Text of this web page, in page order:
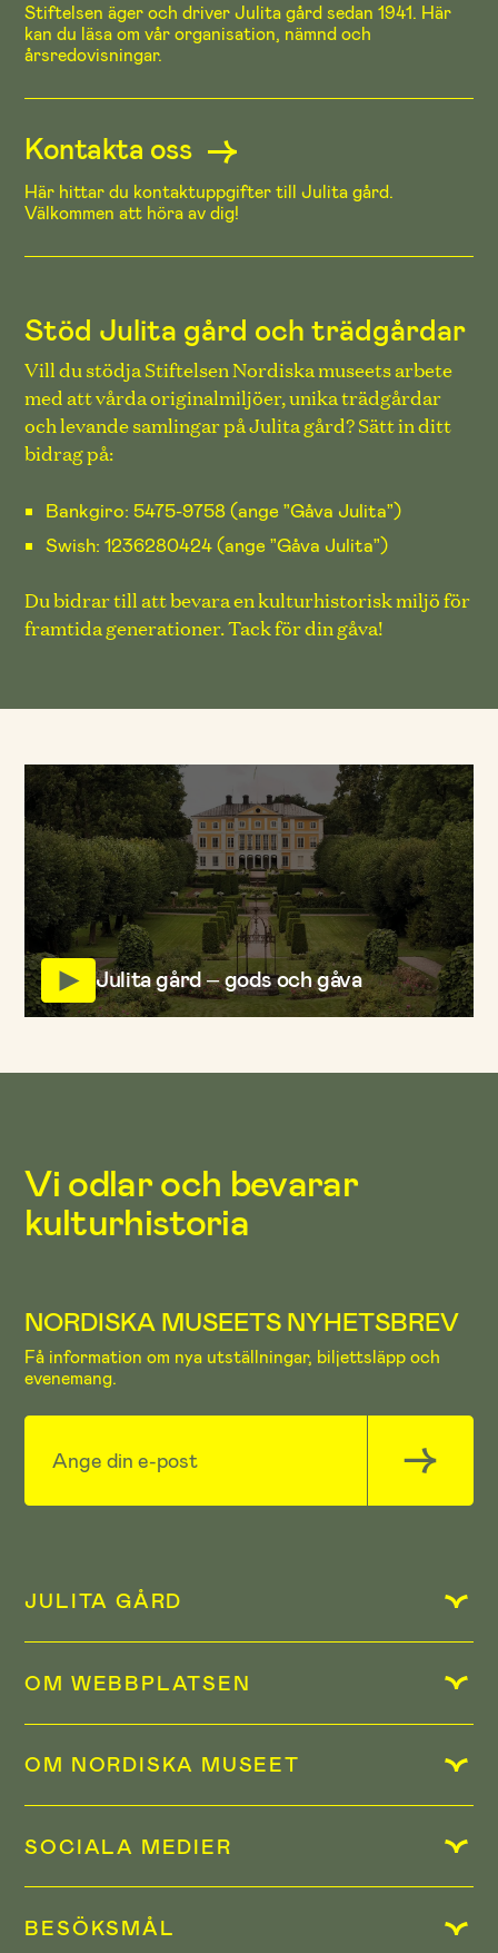
Stiftelsen äger och driver Julita gård sedan 1941. Här
kan du läsa om vår organisation, nämnd och
årsredovisningar.
Kontakta oss
Här hittar du kontaktuppgifter till Julita gård.
Välkommen att höra av dig!
Stöd Julita gård och trädgårdar
Vill du stödja Stiftelsen Nordiska museets arbete
med att vårda originalmiljöer, unika trädgårdar
och levande samlingar på Julita gård? Sätt in ditt
bidrag på:
Bankgiro: 5475-9758 (ange ”Gåva Julita”)
Swish: 1236280424 (ange ”Gåva Julita”)
Du bidrar till att bevara en kulturhistorisk miljö för
framtida generationer. Tack för din gåva!
Tilllåt cookies så kan du se videon
Jag tillåter cookies
Julita gård – gods och gåva
Vi odlar och bevarar
kulturhistoria
NORDISKA MUSEETS NYHETSBREV
Få information om nya utställningar, biljettsläpp och
evenemang.
JULITA GÅRD
OM WEBBPLATSEN
OM NORDISKA MUSEET
SOCIALA MEDIER
BESÖKSMÅL